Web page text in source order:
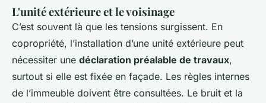
L'unité extérieure et le voisinage
C’est souvent là que les tensions surgissent. En
copropriété, l’installation d’une unité extérieure peut
nécessiter une déclaration préalable de travaux,
surtout si elle est fixée en façade. Les règles internes
de l’immeuble doivent être consultées. Le bruit et la